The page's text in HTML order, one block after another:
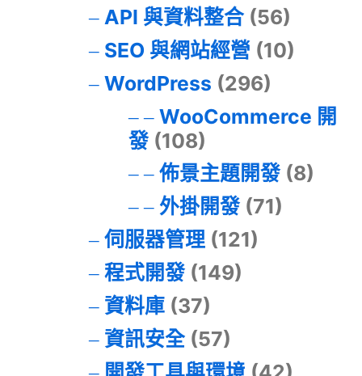
API 與資料整合(56)
SEO 與網站經營 (10)
WordPress (296)
WooCommerce 開
發(108)
佈景主題開發(8)
外掛開發(71)
伺服器管理(121)
程式開發(149)
資料庫(37)
資訊安全(57)